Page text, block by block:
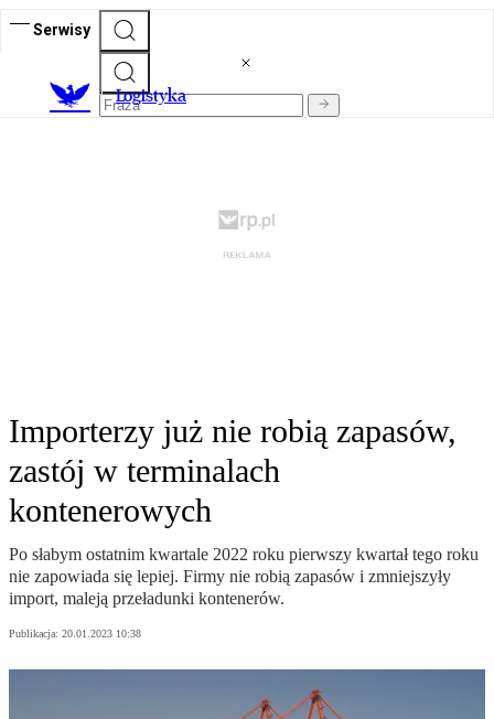
Serwisy
Logistyka
Importerzy już nie robią zapasów,
zastój w terminalach
kontenerowych
Po słabym ostatnim kwartale 2022 roku pierwszy kwartał tego roku
nie zapowiada się lepiej. Firmy nie robią zapasów i zmniejszyły
import, maleją przeładunki kontenerów.
Publikacja: 20.01.2023 10:38